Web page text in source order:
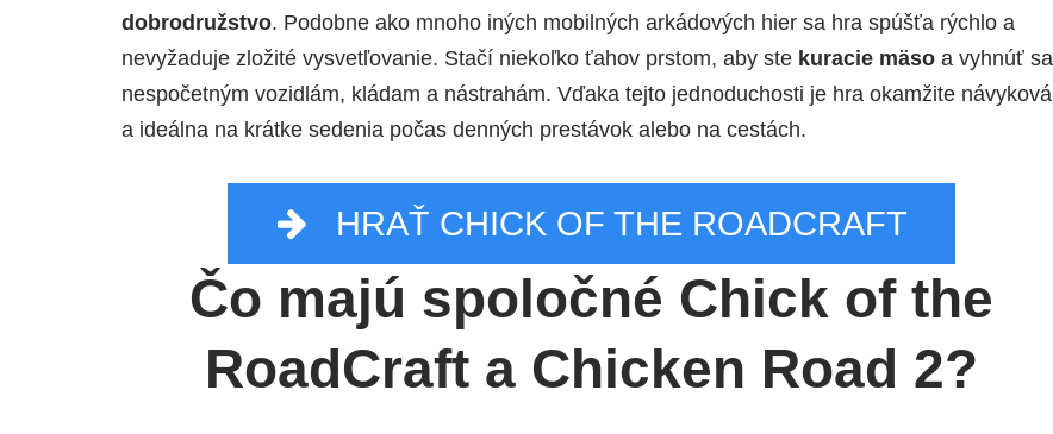
dobrodružstvo. Podobne ako mnoho iných mobilných arkádových hier sa hra spúšťa rýchlo a
nevyžaduje zložité vysvetľovanie. Stačí niekoľko ťahov prstom, aby ste kuracie mäso a vyhnúť sa
nespočetným vozidlám, kládam a nástrahám. Vďaka tejto jednoduchosti je hra okamžite návyková
a ideálna na krátke sedenia počas denných prestávok alebo na cestách.
HRAŤ CHICK OF THE ROADCRAFT
Čo majú spoločné Chick of the
RoadCraft a Chicken Road 2?